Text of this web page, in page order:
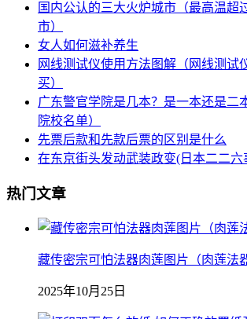
国内公认的三大火炉城市（最高温超
市）
女人如何滋补养生
网线测试仪使用方法图解（网线测试
买）
广东警官学院是几本？是一本还是二
院校名单）
先票后款和先款后票的区别是什么
在东京街头发动武装政变(日本二二六
热门文章
藏传密宗可怕法器肉莲图片（肉莲法
2025年10月25日